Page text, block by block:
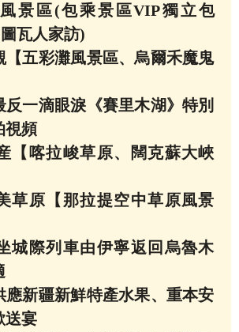
景區(包乘景區VIP獨立包
瓦人家訪)
【五彩灘風景區、烏爾禾魔鬼
反一滴眼淚《賽里木湖》特別
視頻
【喀拉峻草原、闊克蘇大峽
草原【那拉提空中草原風景
城際列車由伊寧返回烏魯木
應新疆新鮮特產水果、重本安
送宴